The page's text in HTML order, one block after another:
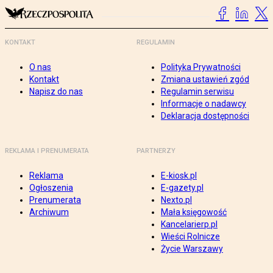
KONTAKT
O nas
Kontakt
Napisz do nas
REGULAMIN
Polityka Prywatności
Zmiana ustawień zgód
Regulamin serwisu
Informacje o nadawcy
Deklaracja dostępności
REKLAMA I PRENUMERATA
Reklama
Ogłoszenia
Prenumerata
Archiwum
PARTNERZY
E-kiosk.pl
E-gazety.pl
Nexto.pl
Mała księgowość
Kancelarierp.pl
Wieści Rolnicze
Życie Warszawy